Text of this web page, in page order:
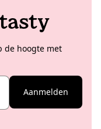
de hoogte met
Aanmelden